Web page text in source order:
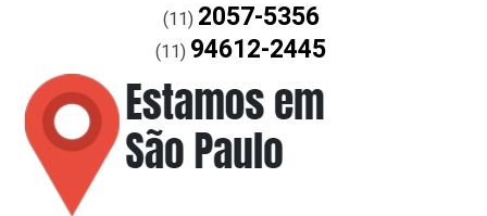
(11) 2057-5356
(11) 94612-2445